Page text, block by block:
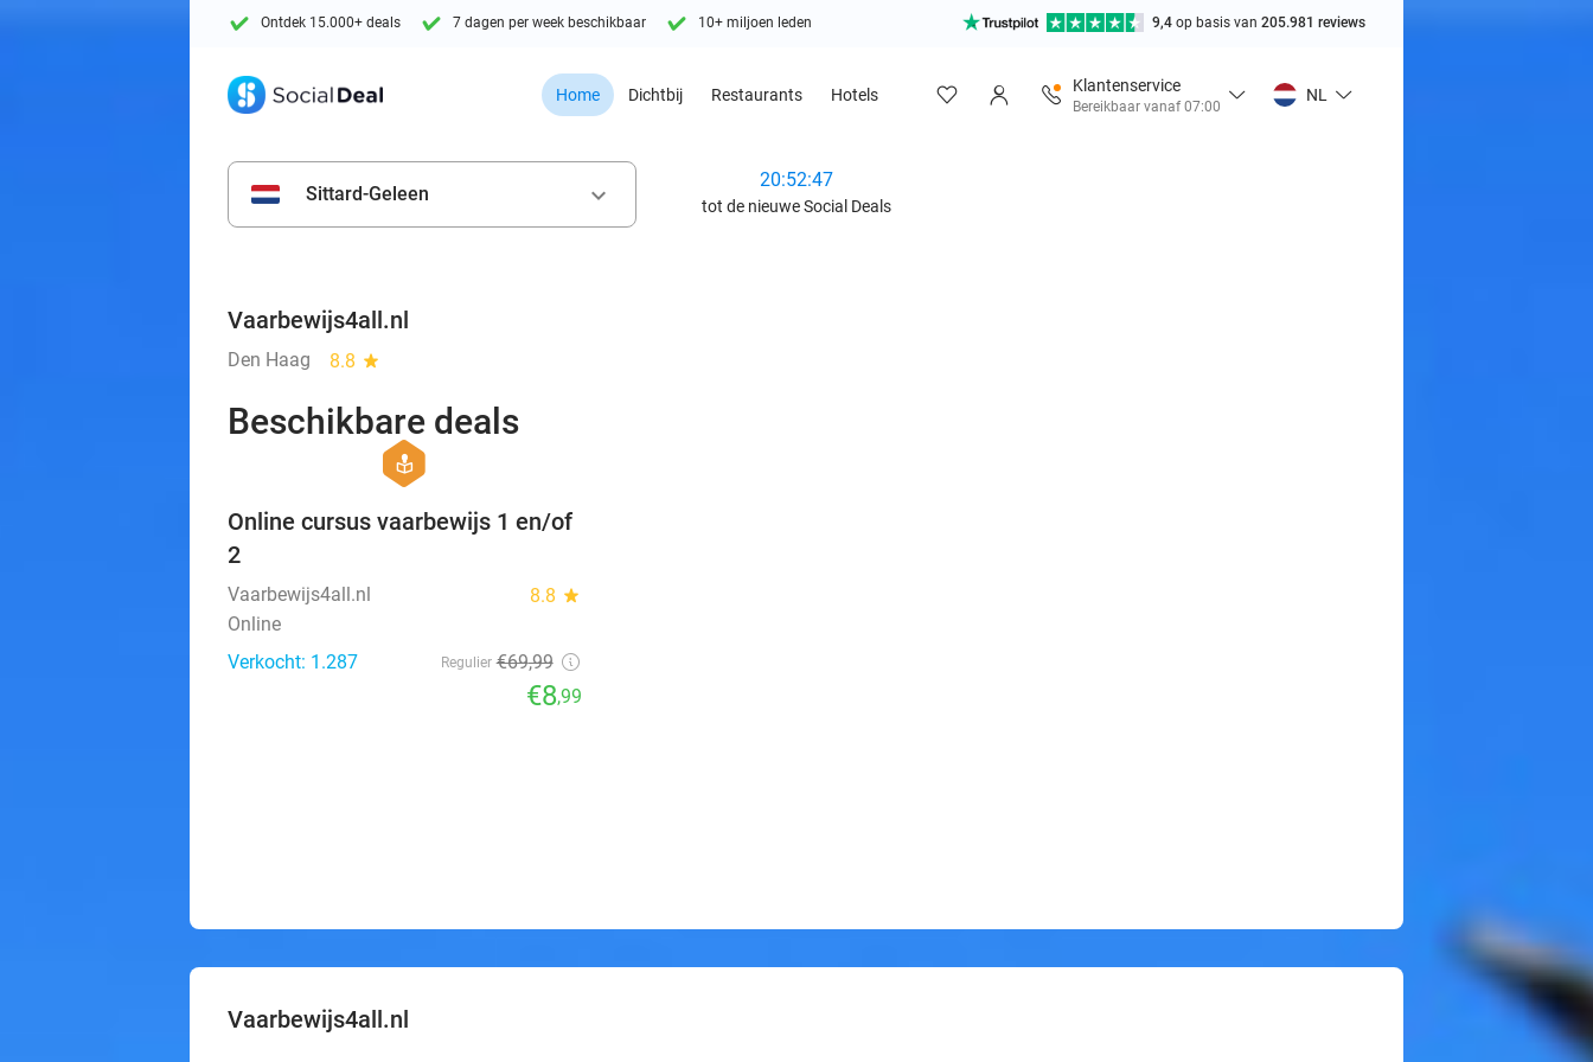
Ontdek 15.000+ deals 7 dagen per week beschikbaar 10+ miljoen leden 9,4 op basis van 205.981 reviews
Home Dichtbij Restaurants Hotels
Klantenservice
Bereikbaar vanaf 07:00
NL
Sittard-Geleen keyboard_arrow_down
20:52:46
tot de nieuwe Social Deals
Vaarbewijs4all.nl
Den Haag 8.8 star
Beschikbare deals
hexagon
course
Online cursus vaarbewijs 1 en/of
2
Vaarbewijs4all.nl 8.8 star
Online
Verkocht: 1.287
Regulier €69,99
€8,99
Vaarbewijs4all.nl